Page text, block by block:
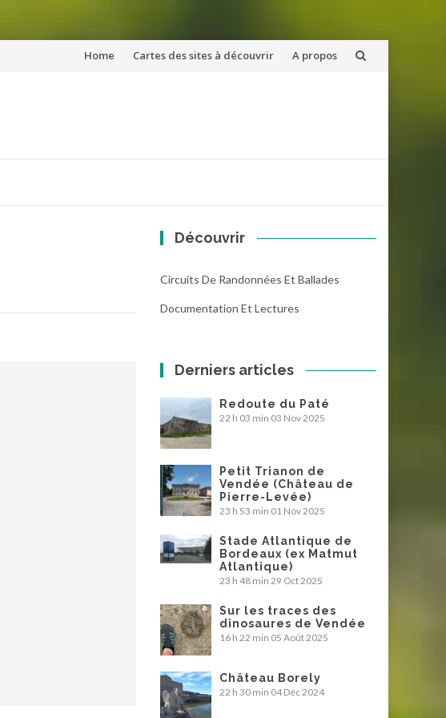
Aller
Home Cartes des sites à découvrir A propos
Découvrir
Circuits De Randonnées Et Ballades
Documentation Et Lectures
Derniers articles
Redoute du Paté
22 h 03 min 03 Nov 2025
Petit Trianon de
Vendée (Château de
Pierre-Levée)
23 h 53 min 01 Nov 2025
Stade Atlantique de
Bordeaux (ex Matmut
Atlantique)
23 h 48 min 29 Oct 2025
Sur les traces des
dinosaures de Vendée
16 h 22 min 05 Août 2025
Château Borely
22 h 30 min 04 Déc 2024